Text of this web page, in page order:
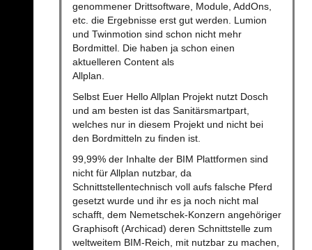
genommener Drittsoftware, Module, AddOns,
etc. die Ergebnisse erst gut werden. Lumion
und Twinmotion sind schon nicht mehr
Bordmittel. Die haben ja schon einen
aktuelleren Content als
Allplan.
Selbst Euer Hello Allplan Projekt nutzt Dosch
und am besten ist das Sanitärsmartpart,
welches nur in diesem Projekt und nicht bei
den Bordmitteln zu finden ist.
99,99% der Inhalte der BIM Plattformen sind
nicht für Allplan nutzbar, da
Schnittstellentechnisch voll aufs falsche Pferd
gesetzt wurde und ihr es ja noch nicht mal
schafft, dem Nemetschek-Konzern angehöriger
Graphisoft (Archicad) deren Schnittstelle zum
weltweitem BIM-Reich, mit nutzbar zu machen,